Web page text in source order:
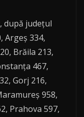
după județul
Argeș 334,
Brăila 213,
467,
Gorj 216,
958,
Prahova 597,